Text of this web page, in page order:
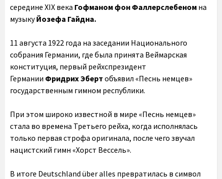
середине XIX века Гофманом фон Фаллерслебеном на
музыкуЙозефа Гайдна.
11 августа 1922 года на заседании Национального
собрания Германии, где была принята Веймарская
конституция, первый рейхспрезидент
Германии Фридрих Эберт объявил «Песнь немцев»
государственным гимном республики.
При этом широко известной в мире «Песнь немцев»
стала во времена Третьего рейха, когда исполнялась
только первая строфа оригинала, после чего звучал
нацистский гимн «Хорст Вессель».
В итоге Deutschland über alles превратилась в символ